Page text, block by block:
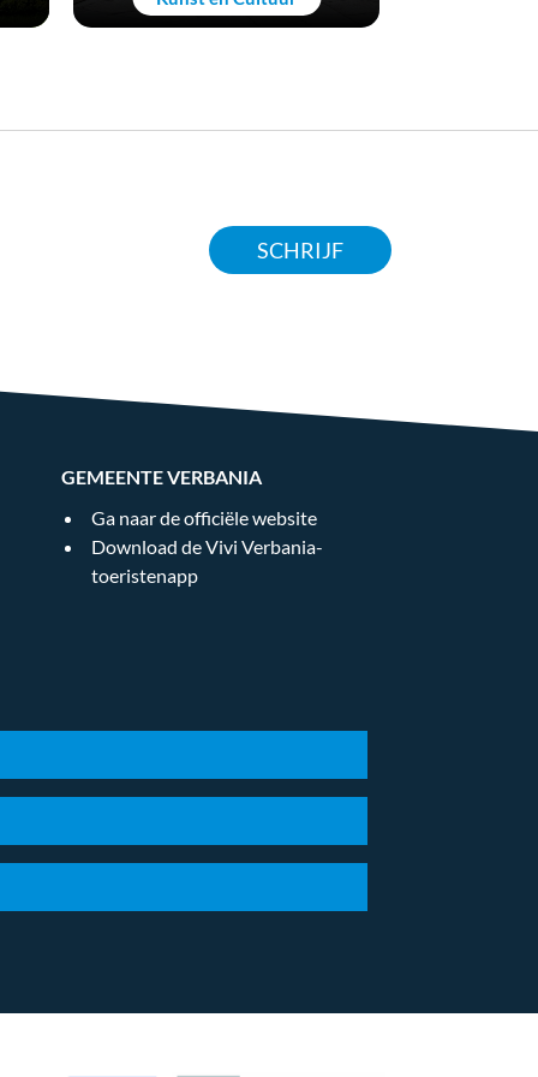
SCHRIJF
GEMEENTE VERBANIA
Ga naar de officiële website
Download de Vivi Verbania-
toeristenapp